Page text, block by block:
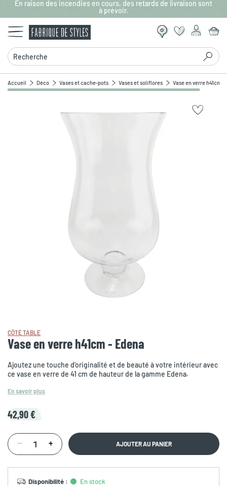
Aller au contenu principal
En raison des incendies en cours, des retards de livraison sont
à prévoir.
Recherche
Accueil Déco Vases et cache-pots Vases et soliflores Vase en verre h41cm -
CÔTÉ TABLE
Vase en verre h41cm - Edena
Ajoutez une touche d'originalité et de beauté à votre intérieur avec
ce vase en verre de 41 cm de hauteur de la gamme Edena.
En savoir plus
42,90 €
AJOUTER AU PANIER
Disponibilité : En stock